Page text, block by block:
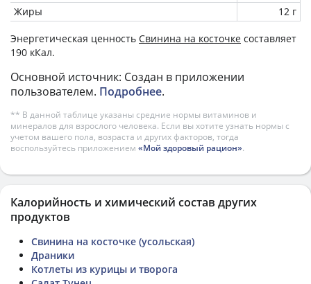
Жиры
12 г
Энергетическая ценность Свинина на косточке составляет
190 кКал.
Основной источник: Создан в приложении
пользователем. Подробнее.
** В данной таблице указаны средние нормы витаминов и
минералов для взрослого человека. Если вы хотите узнать нормы с
учетом вашего пола, возраста и других факторов, тогда
воспользуйтесь приложением «Мой здоровый рацион».
Калорийность и химический состав других
продуктов
Свинина на косточке (усольская)
Драники
Котлеты из курицы и творога